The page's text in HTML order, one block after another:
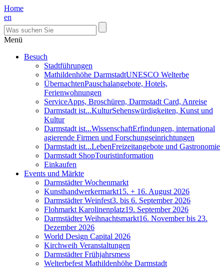
Home
en
Menü
Besuch
Stadtführungen
Mathildenhöhe DarmstadtUNESCO Welterbe
ÜbernachtenPauschalangebote, Hotels,
Ferienwohnungen
ServiceApps, Broschüren, Darmstadt Card, Anreise
Darmstadt ist...KulturSehenswürdigkeiten, Kunst und
Kultur
Darmstadt ist...WissenschaftErfindungen, international
agierende Firmen und Forschungseinrichtungen
Darmstadt ist...LebenFreizeitangebote und Gastronomie
Darmstadt ShopTouristinformation
Einkaufen
Events und Märkte
Darmstädter Wochenmarkt
Kunsthandwerkermarkt15. + 16. August 2026
Darmstädter Weinfest3. bis 6. September 2026
Flohmarkt Karolinenplatz19. September 2026
Darmstädter Weihnachtsmarkt16. November bis 23.
Dezember 2026
World Design Capital 2026
Kirchweih Veranstaltungen
Darmstädter Frühjahrsmess
Welterbefest Mathildenhöhe Darmstadt